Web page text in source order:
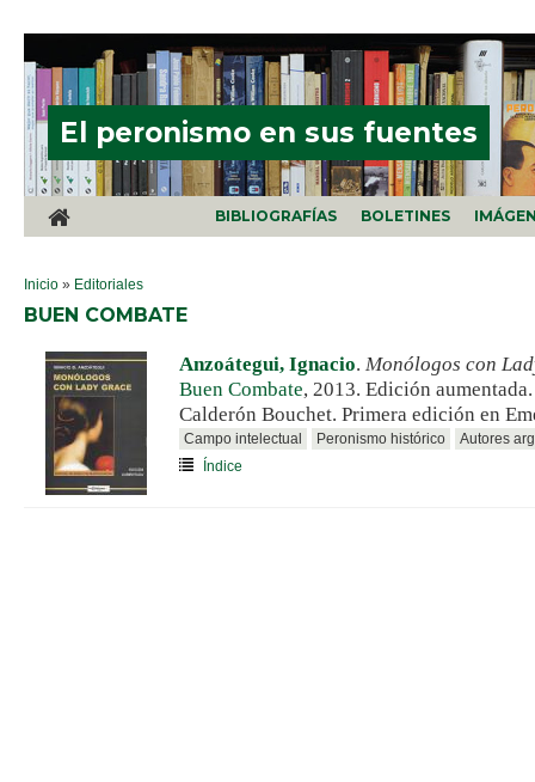
El peronismo en sus fuentes
BIBLIOGRAFÍAS BOLETINES
SE ENCUENTRA USTED AQUÍ
Inicio » Editoriales
BUEN COMBATE
Anzoátegui, Ignacio. Monólogos con
Buen Combate, 2013. Edición
Calderón Bouchet. Primera edición en
Campo intelectual Peronismo histórico
Autores
Índice